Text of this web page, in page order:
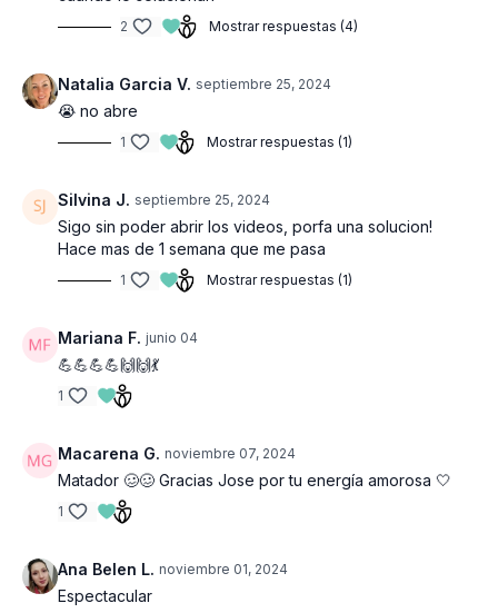
2 Mostrar respuestas (4)
Natalia Garcia V. septiembre 25, 2024
😭 no abre
1 Mostrar respuestas (1)
Silvina J. septiembre 25, 2024
Sigo sin poder abrir los videos, porfa una solucion!
Hace mas de 1 semana que me pasa
1 Mostrar respuestas (1)
Mariana F. junio 04
💪💪💪💪🙌🙌💃
1
Macarena G. noviembre 07, 2024
Matador 🥴🥴 Gracias Jose por tu energía amorosa 🤍
1
Ana Belen L. noviembre 01, 2024
Espectacular